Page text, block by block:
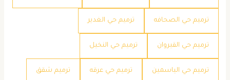
ترميم حي الصحافه ترميم حي الغدير
ترميم حي القيروان ترميم حي النخيل
ترميم حي الياسمين ترميم حي عرقه ترميم شقق